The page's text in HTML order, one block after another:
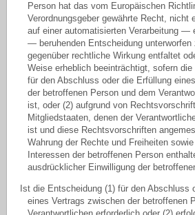
Person hat das vom Europäischen
Verordnungsgeber gewährte Recht, nicht
auf einer automatisierten Verarbeitung —
— beruhenden Entscheidung unterworfen
gegenüber rechtliche Wirkung entfaltet
Weise erheblich beeinträchtigt, sofern
für den Abschluss oder die Erfüllung
der betroffenen Person und dem
ist, oder (2) aufgrund von
Mitgliedstaaten, denen der
ist und diese Rechtsvorschriften
Wahrung der Rechte und Freiheiten
Interessen der betroffenen Person
ausdrücklicher Einwilligung der
Ist die Entscheidung (1) für den Abschluss
eines Vertrags zwischen der betroffenen